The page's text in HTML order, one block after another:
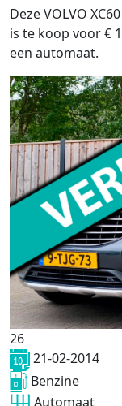
Deze VOLVO
is te koop voor €
een automaat.
26
21-02-2014
Benzine
Automaat